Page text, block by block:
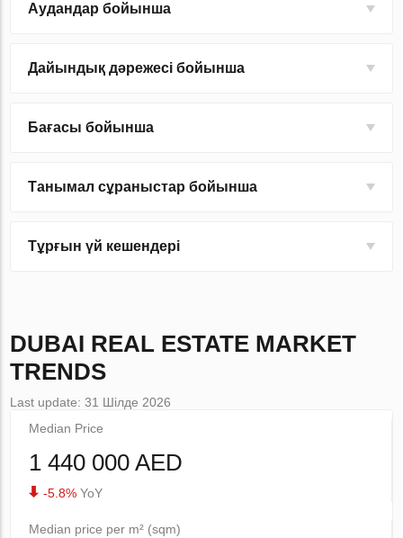
Аудандар бойынша
Дайындық дәрежесі бойынша
Бағасы бойынша
Танымал сұраныстар бойынша
Тұрғын үй кешендері
DUBAI REAL ESTATE MARKET
TRENDS
Last update: 31 Шілде 2026
Median Price
1 440 000 AED
-5.8% YoY
Median price per m² (sqm)